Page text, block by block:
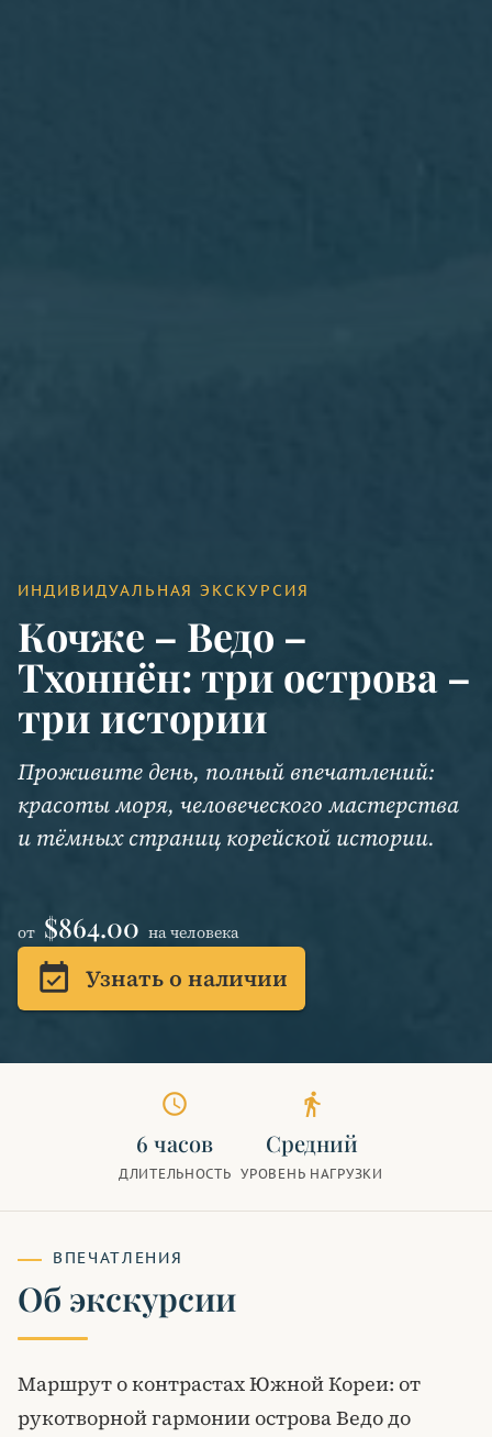
ИНДИВИДУАЛЬНАЯ ЭКСКУРСИЯ
Кочже – Ведо –
Тхоннён: три острова –
три истории
Проживите день, полный впечатлений:
красоты моря, человеческого мастерства
и тёмных страниц корейской истории.
от $864.00 на человека
event_available Узнать о наличии
schedule
6 часов
ДЛИТЕЛЬНОСТЬ
directions_walk
Средний
УРОВЕНЬ НАГРУЗКИ
ВПЕЧАТЛЕНИЯ
Об экскурсии
Маршрут о контрастах Южной Кореи: от
рукотворной гармонии острова Ведо до